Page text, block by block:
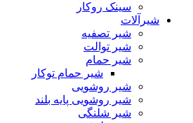
سینک روکار
شیرآلات
شیر تصفیه
شیر توالت
شیر حمام
شیر حمام توکار
شیر روشویی
شیر روشویی پایه بلند
شیر شلنگی